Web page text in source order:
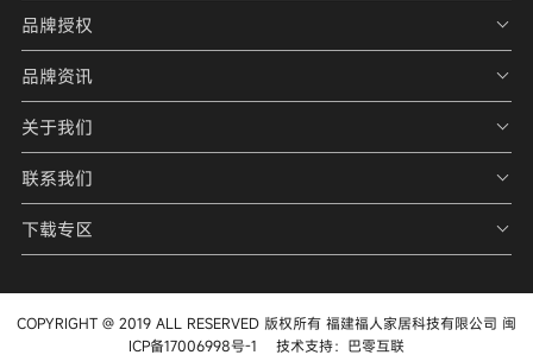
品牌授权
品牌资讯
关于我们
联系我们
下载专区
COPYRIGHT @ 2019 ALL RESERVED 版权所有 福建福人家居科技有限公司 闽
ICP备17006998号-1 技术支持： 巴零互联